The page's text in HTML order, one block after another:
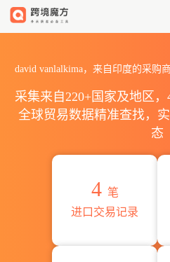
david vanlalkima，来自印度的采购
采集来自220+国家及地区，
全球贸易数据精准查找，
态
4 笔
进口交易记录